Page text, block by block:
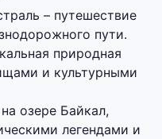
– путешествие
пути.
природная
и культурными
озере Байкал,
легендами и